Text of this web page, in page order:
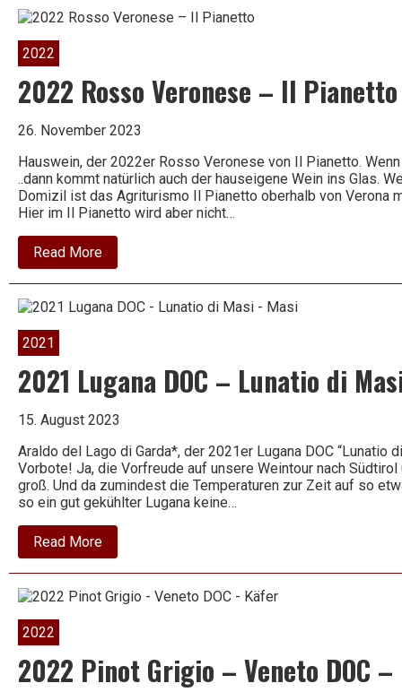
Classico
2022
2022 Rosso Veronese – Il Pianetto
26. November 2023
Hauswein, der 2022er Rosso Veronese von Il Pianetto.
..dann kommt natürlich auch der hauseigene Wein ins Glas.
Domizil ist das Agriturismo Il Pianetto oberhalb von Verona
Hier im Il Pianetto wird aber nicht…
Read Moreabout
2022
Rosso
–
2021
2021 Lugana DOC – Lunatio di
15. August 2023
Araldo del Lago di Garda*, der 2021er Lugana DOC “Lunatio
Vorbote! Ja, die Vorfreude auf unsere Weintour nach
groß. Und da zumindest die Temperaturen zur Zeit auf so
so ein gut gekühlter Lugana keine…
Read Moreabout
2021
Lugana
–
Masi
2022
2022 Pinot Grigio – Veneto DOC